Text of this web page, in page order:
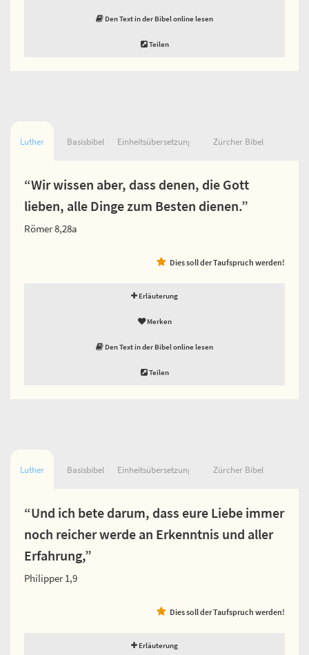
Den Text in der Bibel online lesen
Teilen
Luther Basisbibel Einheitsübersetzung Zürcher Bibel
“Wir wissen aber, dass denen, die Gott
lieben, alle Dinge zum Besten dienen.”
Römer 8,28a
Dies soll der Taufspruch werden!
Erläuterung
Merken
Den Text in der Bibel online lesen
Teilen
Luther Basisbibel Einheitsübersetzung Zürcher Bibel
“Und ich bete darum, dass eure Liebe immer
noch reicher werde an Erkenntnis und aller
Erfahrung,”
Philipper 1,9
Dies soll der Taufspruch werden!
Erläuterung